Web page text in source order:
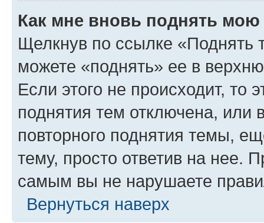
Как мне вновь поднять мою
Щелкнув по ссылке «Поднять
можете «поднять» ее в
Если этого не происходит, то
поднятия тем отключена, или
повторного поднятия темы,
тему, просто ответив на нее.
самым вы не нарушаете
Вернуться наверх